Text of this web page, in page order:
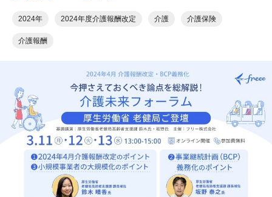
2024年 2024年度介護報酬改定 介護 介護保険
介護報酬